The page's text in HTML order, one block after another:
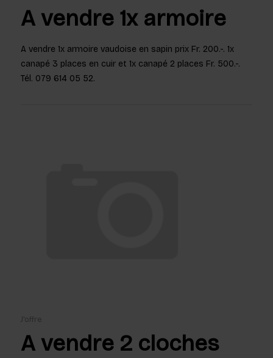
A vendre 1x armoire
A vendre 1x armoire vaudoise en sapin prix Fr. 200.-. 1x
canapé 3 places en cuir et 1x canapé 2 places Fr. 500.-.
Tél. 079 614 05 52.
J'offre
A vendre 2 cloches